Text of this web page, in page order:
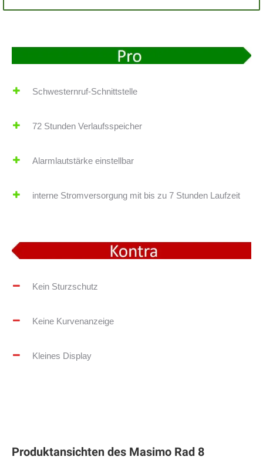
Schwesternruf-Schnittstelle
72 Stunden Verlaufsspeicher
Alarmlautstärke einstellbar
interne Stromversorgung mit bis zu 7 Stunden Laufzeit
Kein Sturzschutz
Keine Kurvenanzeige
Kleines Display
Produktansichten des Masimo Rad 8